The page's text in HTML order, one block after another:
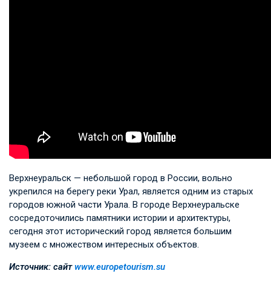
Верхнеуральск — небольшой город в России, вольно
укрепился на берегу реки Урал, является одним из старых
городов южной части Урала. В городе Верхнеуральске
сосредоточились памятники истории и архитектуры,
сегодня этот исторический город является большим
музеем с множеством интересных объектов.
Источник: сайтwww.europetourism.su